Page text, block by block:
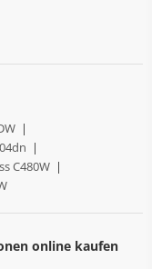
|
|
C480W |
online kaufen